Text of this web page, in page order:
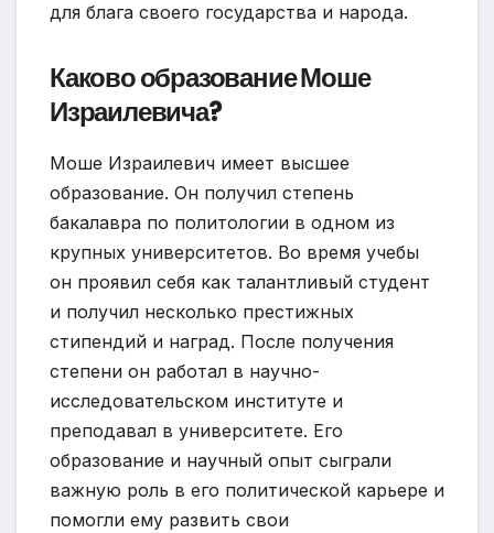
для блага своего государства и народа.
Каково образование Моше
Израилевича?
Моше Израилевич имеет высшее
образование. Он получил степень
бакалавра по политологии в одном из
крупных университетов. Во время учебы
он проявил себя как талантливый студент
и получил несколько престижных
стипендий и наград. После получения
степени он работал в научно-
исследовательском институте и
преподавал в университете. Его
образование и научный опыт сыграли
важную роль в его политической карьере и
помогли ему развить свои